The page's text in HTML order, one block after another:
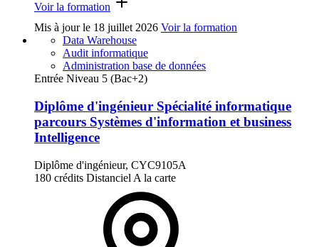
Voir la formation
Mis à jour le 18 juillet 2026 Voir la formation
Data Warehouse
Audit informatique
Administration base de données
Entrée Niveau 5 (Bac+2)
Diplôme d'ingénieur Spécialité informatique
parcours Systèmes d'information et business
Intelligence
Diplôme d'ingénieur, CYC9105A
180 crédits Distanciel A la carte